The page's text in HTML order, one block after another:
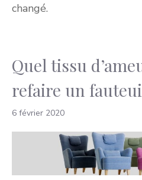
changé.
Quel tissu
refaire un
6 février 2020